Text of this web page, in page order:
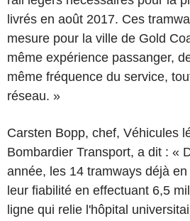
livrés en août 2017. Ces
mesure pour la ville de Gold
même expérience passanger,
même fréquence du service,
réseau. »
Carsten Bopp, chef, Véhicules
Bombardier Transport, a dit : «
année, les 14 tramways déjà
leur fiabilité en effectuant 6,5
ligne qui relie l'hôpital